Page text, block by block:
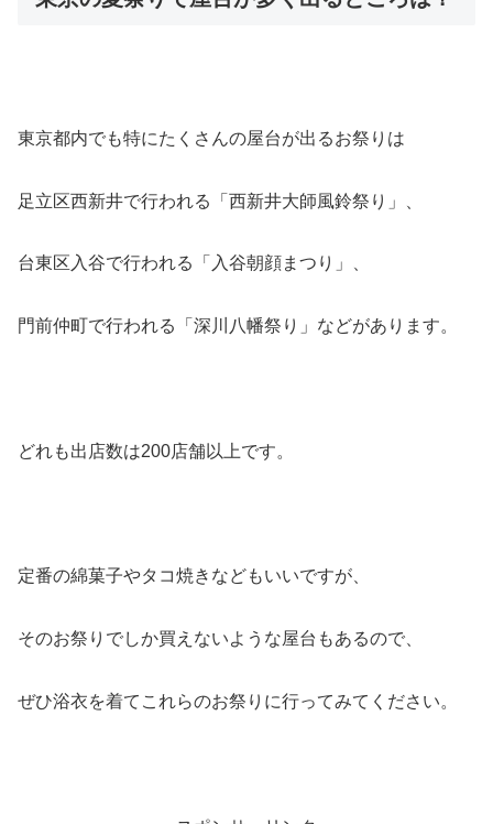
東京都内でも特にたくさんの屋台が出るお祭りは
足立区西新井で行われる 「西新井大師風鈴祭り」
台東区入谷で行われる 「入谷朝顔まつり」 、
門前仲町で行われる 「深川八幡祭り」 などがあります。
どれも出店数は200店舗以上です。
定番の綿菓子やタコ焼きなどもいいですが、
そのお祭りでしか買えないような屋台もあるので、
ぜひ浴衣を着てこれらのお祭りに行ってみてください。